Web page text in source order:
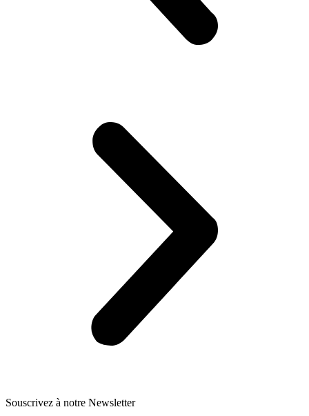
Souscrivez à notre Newsletter